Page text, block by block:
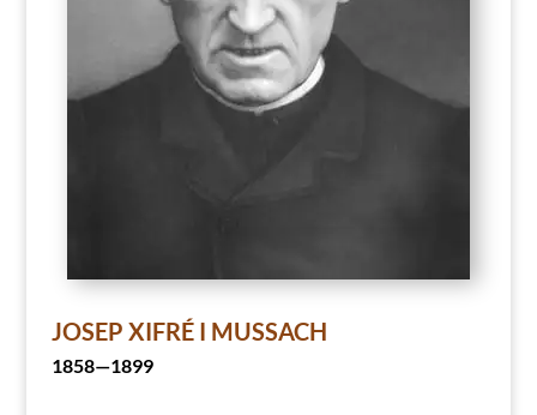
JOSEP XIFRÉ I MUSSACH
1858—1899